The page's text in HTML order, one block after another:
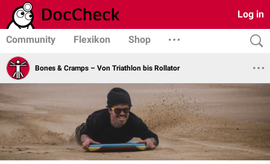
Log in
Community Flexikon Shop
Bones & Cramps – Von Triathlon bis Rollator